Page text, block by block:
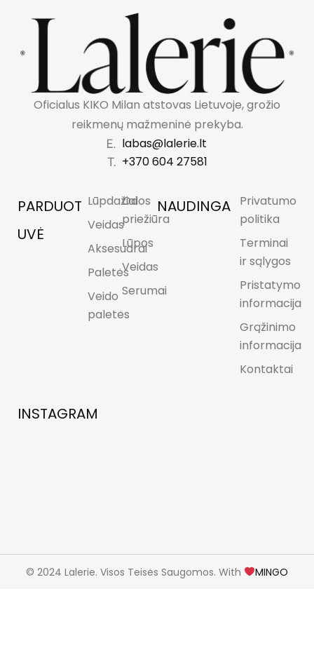
Oficialus KIKO Milan atstovas Lietuvoje, grožio
reikmenų mažmeninė prekyba.
labas@lalerie.lt
+370 604 27581
PARDUOT
UVĖ
Lūpdažiai
Veidas
Aksesuarai
Paletės
Veido
paletės
Odos
priežiūra
Lūpos
Veidas
Serumai
NAUDINGA
Privatumo
politika
Terminai
ir sąlygos
Pristatymo
informacija
Grąžinimo
informacija
Kontaktai
INSTAGRAM
© 2024 Lalerie. Visos Teisės Saugomos. With MINGO